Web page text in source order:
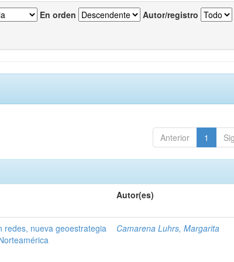
En orden Autor/registro
Anterior 1
Autor(es)
redes, nueva geoestrategia
Camarena Luhrs, Margarita